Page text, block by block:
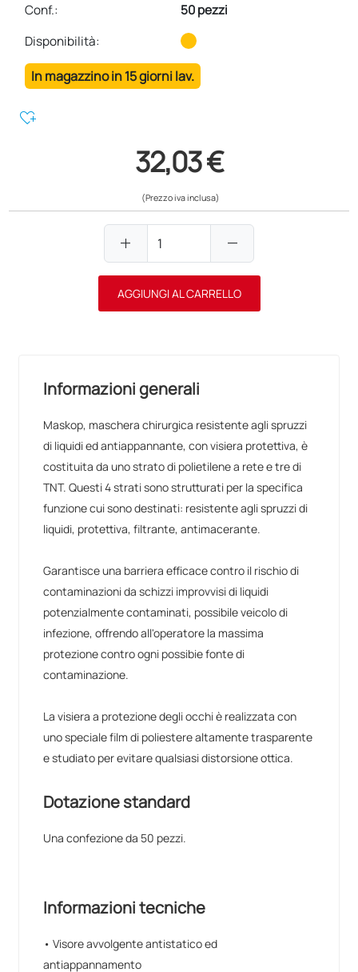
Conf.:
50 pezzi
Disponibilità:
In magazzino in 15 giorni lav.
heart_plus
32,03 €
(Prezzo iva inclusa)
add remove
AGGIUNGI AL CARRELLO
Informazioni generali
Maskop, maschera chirurgica resistente agli spruzzi
di liquidi ed antiappannante, con visiera protettiva, è
costituita da uno strato di polietilene a rete e tre di
TNT. Questi 4 strati sono strutturati per la specifica
funzione cui sono destinati: resistente agli spruzzi di
liquidi, protettiva, filtrante, antimacerante.
Garantisce una barriera efficace contro il rischio di
contaminazioni da schizzi improvvisi di liquidi
potenzialmente contaminati, possibile veicolo di
infezione, offrendo all'operatore la massima
protezione contro ogni possibie fonte di
contaminazione.
La visiera a protezione degli occhi è realizzata con
uno speciale film di poliestere altamente trasparente
e studiato per evitare qualsiasi distorsione ottica.
Dotazione standard
Una confezione da 50 pezzi.
Informazioni tecniche
• Visore avvolgente antistatico ed
antiappannamento